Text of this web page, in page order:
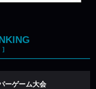
ーゲーム大会